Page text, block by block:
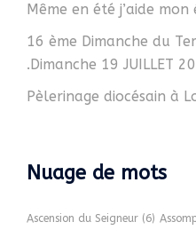
Même en été j’aide mon
16 ème Dimanche du
.Dimanche 19 JUILLET
Pèlerinage diocésain à
Nuage de mots
Ascension du Seigneur (6)